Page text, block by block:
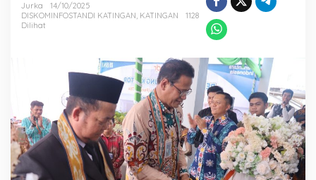
Jurka
14/10/2025
DISKOMINFOSTANDI KATINGAN, KATINGAN
1128
Dilihat